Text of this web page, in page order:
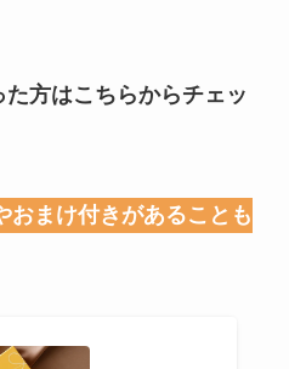
方はこちらからチェッ
まけ付きがあることも